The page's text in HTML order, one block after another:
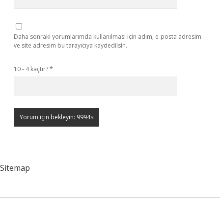
Daha sonraki yorumlarımda kullanılması için adım, e-posta adresim
ve site adresim bu tarayıcıya kaydedilsin.
10 - 4 kaçtır?*
Sitemap